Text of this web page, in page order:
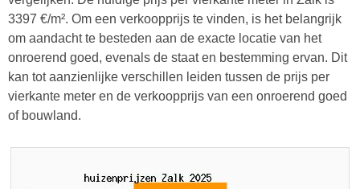
3397 €/m². Om een verkoopprijs te vinden, is het belangrijk
om aandacht te besteden aan de exacte locatie van het
onroerend goed, evenals de staat en bestemming ervan. Dit
kan tot aanzienlijke verschillen leiden tussen de prijs per
vierkante meter en de verkoopprijs van een onroerend goed
of bouwland.